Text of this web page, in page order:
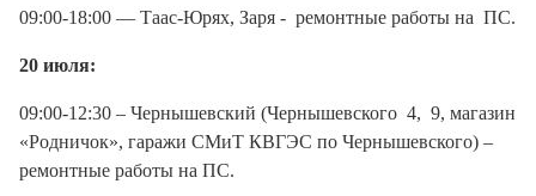
09:00-18:00 — Таас-Юрях, Заря - ремонтные работы на ПС.
20 июля:
09:00-12:30 – Чернышевский (Чернышевского 4, 9, магазин
«Родничок», гаражи СМиТ КВГЭС по Чернышевского) –
ремонтные работы на ПС.